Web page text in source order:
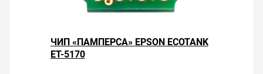
ЧИП «ПАМПЕРСА» EPSON ECOTANK
ET-5170